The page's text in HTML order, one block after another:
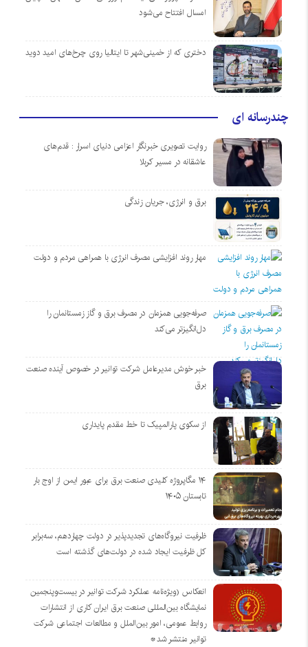
امسال افتتاح می‌شود
دختری که از خمینی‌شهر تا ایتالیا روی چرخ‌های امید دوید
چندرسانه ای
روایت تصویری خبرنگار اعزامی دنیای اسرار : قدم‌های
عاشقانه در مسیر کربلا
برق و انرژی، جریان زندگی
مهار روند افزایشی مصرف انرژی با همراهی مردم و دولت
صرفه‌جویی همزمان در مصرف برق و گاز زمستانمان را
دل‌انگیزتر می‌کند
خبر خوش مدیرعامل شرکت توانیر در خصوص آینده صنعت
برق
از سکوی پارالمپیک تا خط مقدم پایداری
۱۴ مگاپروژه‌ کلیدی صنعت برق برای عبور ایمن از اوج بار
تابستان ۱۴۰۵
ظرفیت نیروگاه‌های تجدیدپذیر در دولت چهاردهم، سه‌برابر
کل ظرفیت ایجاد شده در دولت‌های گذشته است
انعکاس (ویژه‌نامه عملکرد شرکت توانیر در بیست‌وپنجمین
نمایشگاه بین‌المللی صنعت برق ایران کاری از انتشارات
روابط عمومی، امور بین‌الملل و مطالعات اجتماعی شرکت
توانیر منتشر شد*